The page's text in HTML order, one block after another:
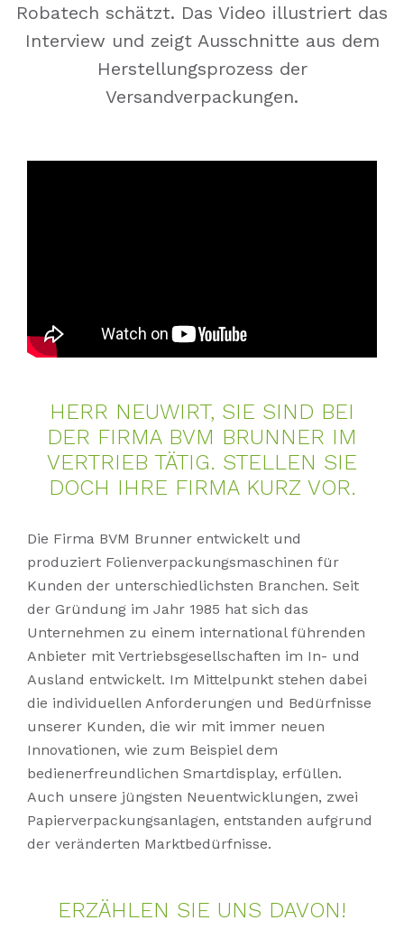
Robatech schätzt. Das Video illustriert das
Interview und zeigt Ausschnitte aus dem
Herstellungsprozess der
Versandverpackungen.
HERR NEU­WIRT, SIE SIND BEI
DER FIR­MA BVM BRUN­NER IM
VER­TRIEB TÄ­TIG. STEL­LEN SIE
DOCH IHRE FIR­MA KURZ VOR.
Die Firma BVM Brunner entwickelt und
produziert Folienverpackungsmaschinen für
Kunden der unterschiedlichsten Branchen. Seit
der Gründung im Jahr 1985 hat sich das
Unternehmen zu einem international führenden
Anbieter mit Vertriebsgesellschaften im In- und
Ausland entwickelt. Im Mittelpunkt stehen dabei
die individuellen Anforderungen und Bedürfnisse
unserer Kunden, die wir mit immer neuen
Innovationen, wie zum Beispiel dem
bedienerfreundlichen Smartdisplay, erfüllen.
Auch unsere jüngsten Neuentwicklungen, zwei
Papierverpackungsanlagen, entstanden aufgrund
der veränderten Marktbedürfnisse.
ER­ZÄH­LEN SIE UNS DA­VON!